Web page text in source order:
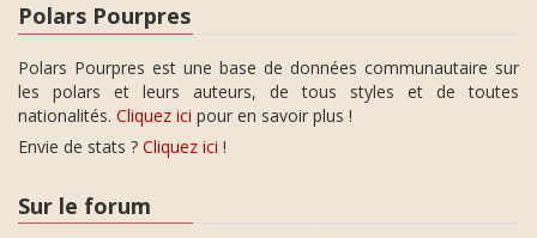
Polars Pourpres
Polars Pourpres est une base de données communautaire sur
les polars et leurs auteurs, de tous styles et de toutes
nationalités. Cliquez ici pour en savoir plus !
Envie de stats ? Cliquez ici !
Sur le forum